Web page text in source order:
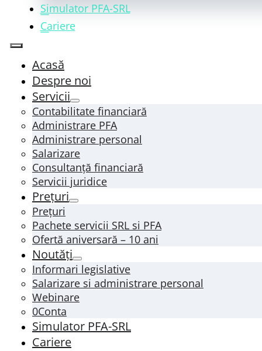
Simulator PFA-SRL
Cariere
Acasă
Despre noi
Servicii
Contabilitate financiară
Administrare PFA
Administrare personal
Salarizare
Consultanță financiară
Servicii juridice
Prețuri
Prețuri
Pachete servicii SRL si PFA
Ofertă aniversară – 10 ani
Noutăți
Informari legislative
Salarizare si administrare personal
Webinare
0Conta
Simulator PFA-SRL
Cariere